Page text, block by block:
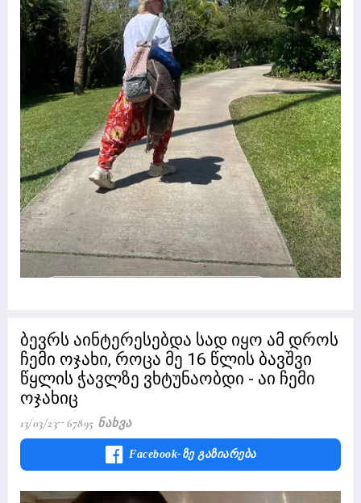
ბევრს აინტერესებდა სად იყო ამ დროს
ჩემი ოჯახი, როცა მე 16 წლის ბავშვი
წყლის ჭავლზე ვხტუნაობდი - აი ჩემი
ოჯახიც
13/03/23 67895 Ნახვა
Facebook-Ზე Გაზიარება